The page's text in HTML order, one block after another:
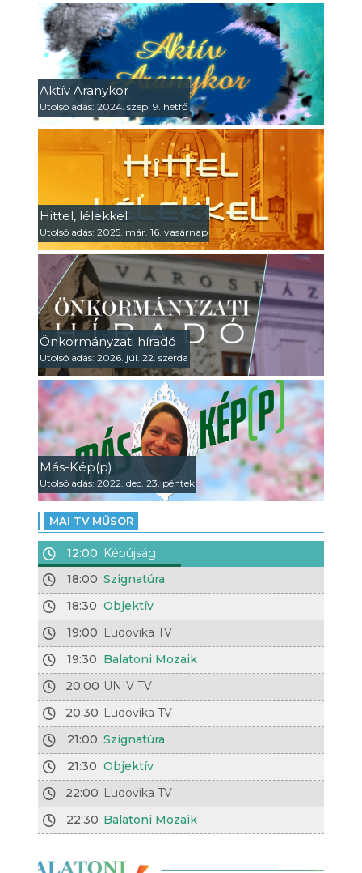
Aktív Aranykor
Utolsó adás: 2024. szep. 9. hétfő
Hittel, lélekkel
Utolsó adás: 2025. már. 16. vasárnap
Önkormányzati híradó
Utolsó adás: 2026. júl. 22. szerda
Más-Kép(p)
Utolsó adás: 2022. dec. 23. péntek
MAI TV MŰSOR
12:00 Képújság
18:00 Szignatúra
18:30 Objektív
19:00 Ludovika TV
19:30 Balatoni Mozaik
20:00 UNIV TV
20:30 Ludovika TV
21:00 Szignatúra
21:30 Objektív
22:00 Ludovika TV
22:30 Balatoni Mozaik